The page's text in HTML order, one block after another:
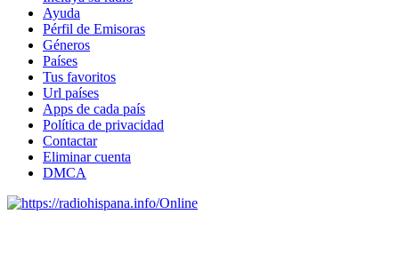
Ayuda
Pérfil de Emisoras
Géneros
Países
Tus favoritos
Url países
Apps de cada país
Política de privacidad
Contactar
Eliminar cuenta
DMCA
Online